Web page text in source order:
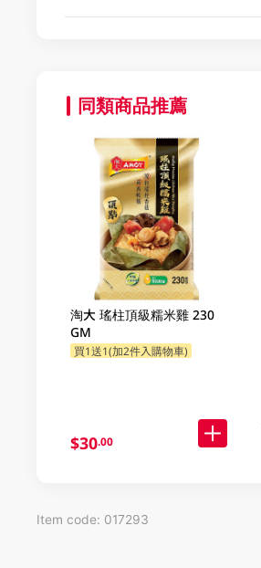
同類商品推薦
淘大 瑤柱頂級糯米雞 230
GM
買1送1(加2件入購物車)
$30.00
Item code: 017293